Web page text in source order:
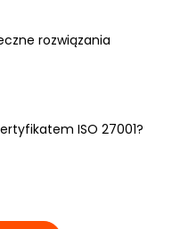
rozwiązania
ISO 27001?